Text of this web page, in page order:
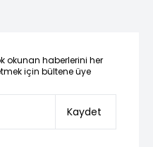
okunan haberlerini her
için bültene üye
Kaydet